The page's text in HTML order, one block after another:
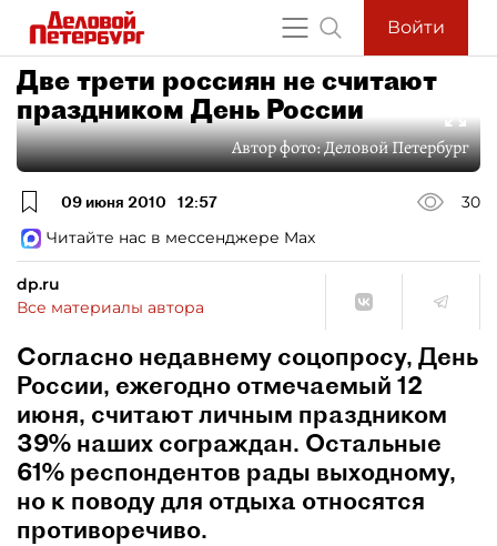
Войти
Две трети россиян не считают
праздником День России
Автор фото:Деловой Петербург
09 июня 2010 12:57
30
Читайте нас в мессенджере Max
dp.ru
Все материалы автора
Согласно недавнему соцопросу, День
России, ежегодно отмечаемый 12
июня, считают личным праздником
39% наших сограждан. Остальные
61% респондентов рады выходному,
но к поводу для отдыха относятся
противоречиво.